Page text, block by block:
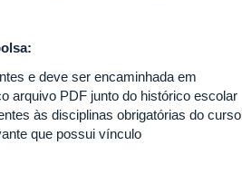
e deve ser encaminhada em
arquivo PDF junto do histórico escolar
às disciplinas obrigatórias do curso
que possui vínculo